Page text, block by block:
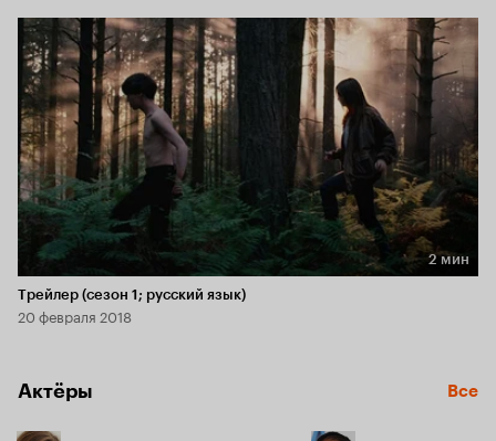
Длительность 2 мин
2 мин
Трейлер (сезон 1; русский язык)
20 февраля 2018
Актёры Все